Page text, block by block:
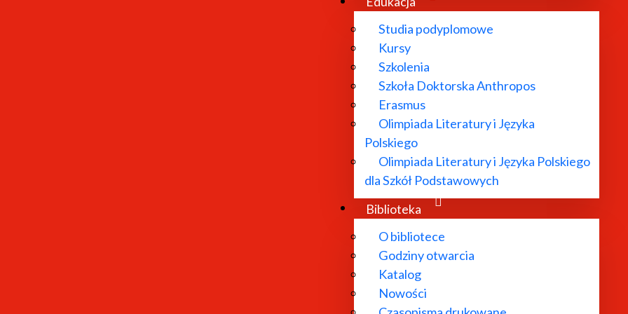
Studia podyplomowe
Kursy
Szkolenia
Szkoła Doktorska Anthropos
Erasmus
Olimpiada Literatury i Języka
Polskiego
Olimpiada Literatury i Języka Polskiego
dla Szkół Podstawowych
Biblioteka
O bibliotece
Godziny otwarcia
Katalog
Nowości
Maski Zaratustry: motywy i wątki filozofii Nietzschego a kryzys nowoczesności. Warszawa 2004.
Konserwatyzm na rozdrożu: "młodzi konserwatyści" warszawscy wobec ideowych dylematów schyłku XIX
Hipostazy ciągłości. Nowoczesne historie literatury a ekskluzywna tożsamość narodowa. W: Historie literatury
Zmiana czy ewolucja? Idee warszawskiego "młodego konserwatyzmu" w okresie Młodej Polski. W: W kręgu
Brakująca granica. Wizualność a estetyczna wzniosłość w tekstach popularnonaukowych przełomu XIX i XX